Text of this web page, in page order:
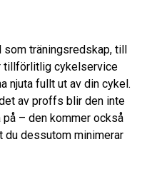
som träningsredskap, till
tillförlitlig cykelservice
njuta fullt ut av din cykel.
av proffs blir den inte
– den kommer också
du dessutom minimerar